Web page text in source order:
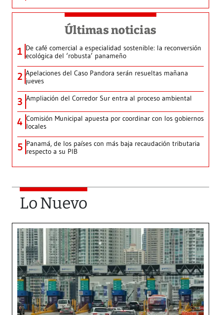
Últimas noticias
1 De café comercial a especialidad sostenible: la reconversión
ecológica del ‘robusta’ panameño
2 Apelaciones del Caso Pandora serán resueltas mañana
jueves
3 Ampliación del Corredor Sur entra al proceso ambiental
4 Comisión Municipal apuesta por coordinar con los gobiernos
locales
5 Panamá, de los países con más baja recaudación tributaria
respecto a su PIB
Lo Nuevo